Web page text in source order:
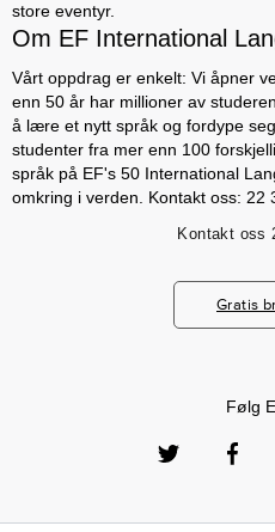
store eventyr.
Om EF International
Vårt oppdrag er enkelt: Vi åpner
enn 50 år har millioner av
å lære et nytt språk og fordype
studenter fra mer enn 100
språk på EF's 50 International
omkring i verden. Kontakt oss: 22
Kontakt oss
Gratis
Følg